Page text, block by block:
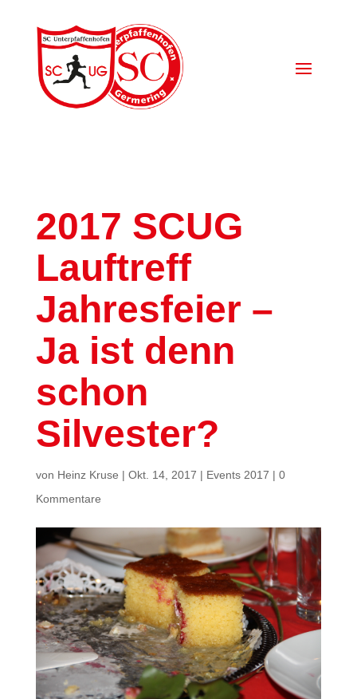
2017 SCUG
Lauftreff
Jahresfeier –
Ja ist denn
schon
Silvester?
von Heinz Kruse | Okt. 14, 2017 | Events 2017 | 0
Kommentare